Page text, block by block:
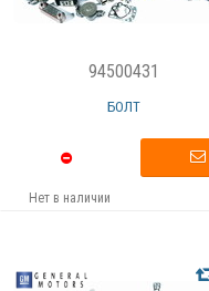
94500431
БОЛТ
Нет в наличии